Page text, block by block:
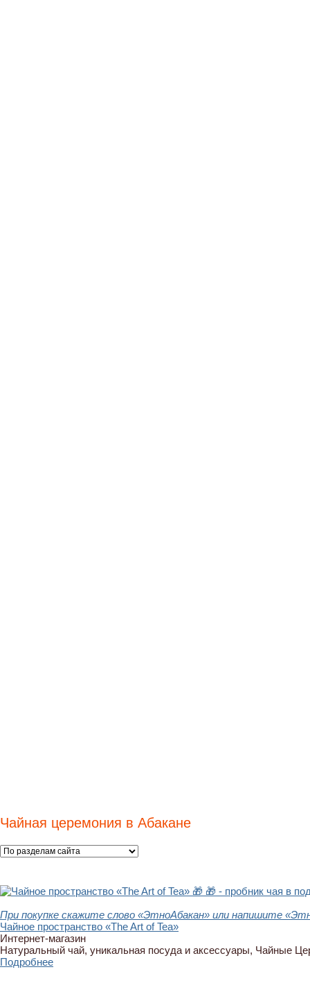
Чайная церемония в Абакане
🎁 🎁 - пробник чая в
При покупке скажите слово «ЭтноАбакан» или напишите
Чайное пространство «The Art of Tea»
Интернет-магазин
Натуральный чай, уникальная посуда и аксессуары, Чайные
Подробнее